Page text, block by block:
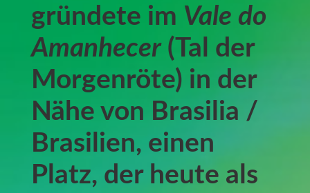
gründete im Vale do
Amanhecer(Tal der
Morgenröte) in der
Nähe von Brasilia /
Brasilien, einen
Platz, der heute als